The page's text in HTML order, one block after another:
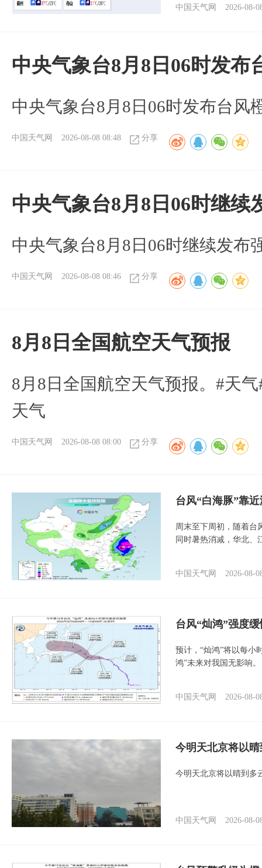
中国天气网 2026-08-
中央气象台8月8日06时发布
中央气象台8月8日06时发布台风
中国天气网 2026-08-08 08:48 分享
中央气象台8月8日06时继
中央气象台8月8日06时继续发布
中国天气网 2026-08-08 08:46 分享
8月8日全国航空天气预报
8月8日全国航空天气预报。#天
天气
中国天气网 2026-08-08 08:00 分享
台风“白海豚”靠
周末至下周初，随着台
同时暑热消减，华北、
中国天气网 2026-08-
台风“灿鸿”强度
预计，“灿鸿”将以每小
鸿”未来对我国无影响。
中国天气网 2026-08-
今明天北京将以
今明天北京将以晴到多
中国天气网 2026-08-